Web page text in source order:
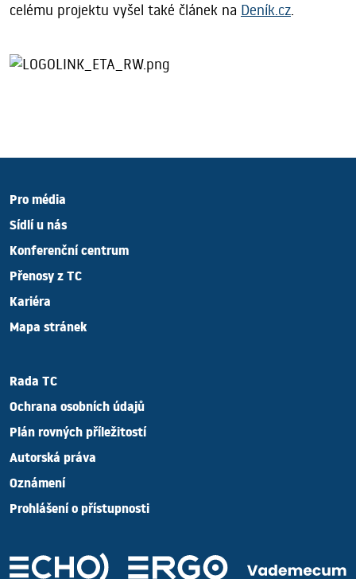
celému projektu vyšel také článek na Deník.cz.
Pro média
Sídlí u nás
Konferenční centrum
Přenosy z TC
Kariéra
Mapa stránek
Rada TC
Ochrana osobních údajů
Plán rovných příležitostí
Autorská práva
Oznámení
Prohlášení o přístupnosti